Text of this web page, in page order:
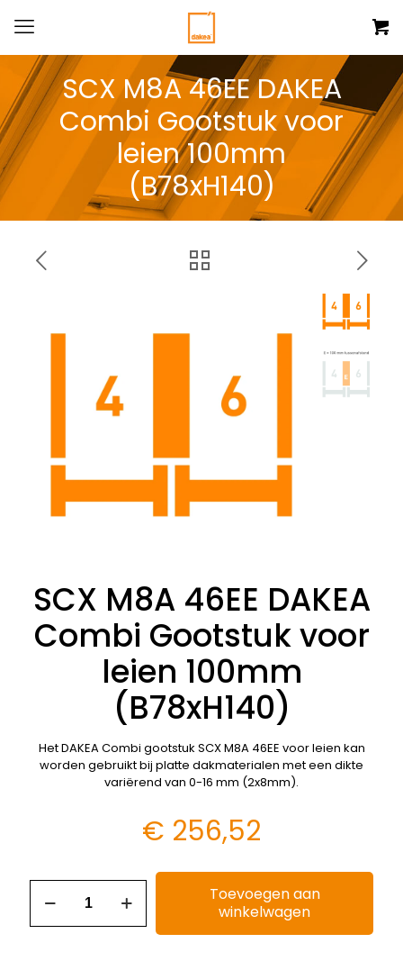
SCX M8A 46EE DAKEA
Combi Gootstuk voor
leien 100mm
(B78xH140)
SCX M8A 46EE DAKEA
Combi Gootstuk voor
leien 100mm
(B78xH140)
Het DAKEA Combi gootstuk SCX M8A 46EE voor leien kan
worden gebruikt bij platte dakmaterialen met een dikte
variërend van 0-16 mm (2x8mm).
€ 256,52
Toevoegen aan
winkelwagen